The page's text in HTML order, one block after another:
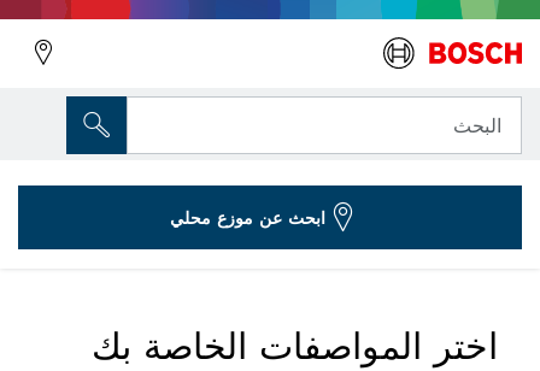
البحث
... اللكمات للتطبيقات العالمية للقضم
اختر المواصفات الخاصة بك
المتغير الذي اخترته
خرامة عامة الأغراض
2 608 639 022
ابحث عن موزع محلي